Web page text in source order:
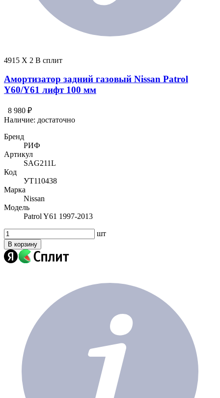
4915 X 2 В сплит
Амортизатор задний газовый Nissan Patrol
Y60/Y61 лифт 100 мм
8 980 ₽
Наличие: достаточно
Бренд
РИФ
Артикул
SAG211L
Код
УТ110438
Марка
Nissan
Модель
Patrol Y61 1997-2013
шт
В корзину